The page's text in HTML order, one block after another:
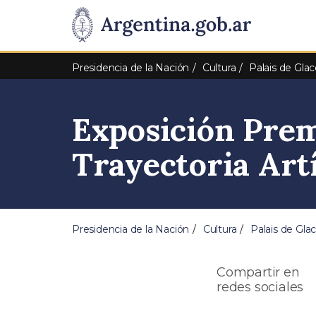
Presidencia
de
Pasar al contenido principal
Presidencia de la Nación Cultura Palais de
Exposición
Trayectoria
Presidencia de la Nación Cultura Palais de
Compartir en
redes sociales